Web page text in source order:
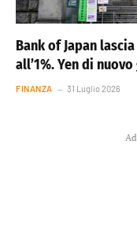
Bank of Japan
all’1%. Yen di
FINANZA 31 Luglio 2026